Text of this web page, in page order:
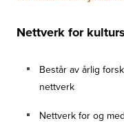
Nettverk for
Består av årlig
nettverk
Nettverk for og